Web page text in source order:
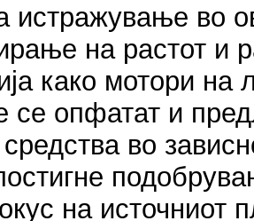
истражување во
на растот и
како мотори
се опфатат и
во
на источниот